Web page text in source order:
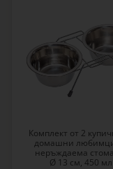
Комплект от 2
домашни
неръждаема
Ø 13 см, 450 мл